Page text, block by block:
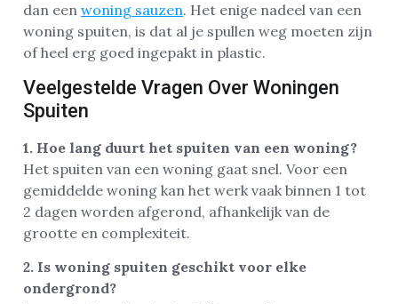
dan een woning sauzen. Het enige nadeel van een
woning spuiten, is dat al je spullen weg moeten zijn
of heel erg goed ingepakt in plastic.
Veelgestelde Vragen Over Woningen
Spuiten
1. Hoe lang duurt het spuiten van een woning?
Het spuiten van een woning gaat snel. Voor een
gemiddelde woning kan het werk vaak binnen 1 tot
2 dagen worden afgerond, afhankelijk van de
grootte en complexiteit.
2. Is woning spuiten geschikt voor elke
ondergrond?